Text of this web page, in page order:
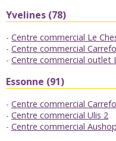
Yvelines (78)
Centre commercial Le
Centre commercial
Centre commercial outlet
Essonne (91)
Centre commercial
Centre commercial Ulis 2
Centre commercial